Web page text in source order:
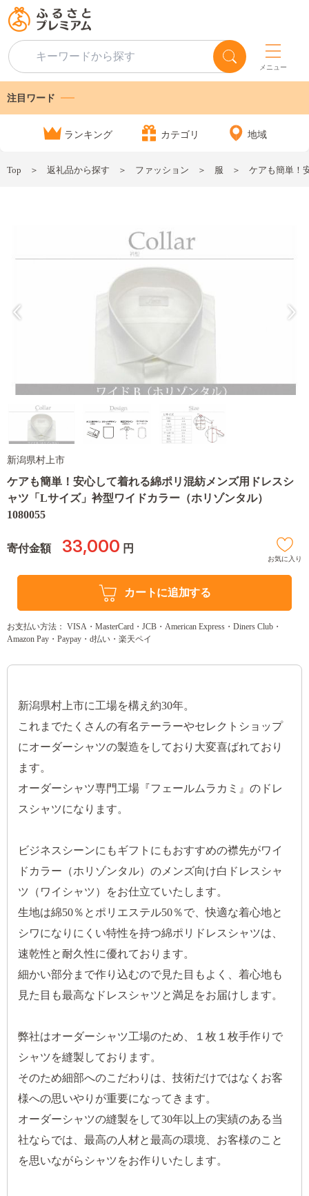
メニュー
注目ワード
ランキング カテゴリ 地域
Top 返礼品から探す ファッション 服 ケアも簡単！
新潟県村上市
ケアも簡単！安心して着れる綿ポリ混紡メンズ用ドレスシ
ャツ「Lサイズ」衿型ワイドカラー（ホリゾンタル）
1080055
寄付金額 33,000 円
お気に入り
カートに追加する
お支払い方法： VISA・MasterCard・JCB・American Express・Diners Club・
Amazon Pay・Paypay・d払い・楽天ペイ
新潟県村上市に工場を構え約30年。
これまでたくさんの有名テーラーやセレクトショップ
にオーダーシャツの製造をしており大変喜ばれており
ます。
オーダーシャツ専門工場『フェールムラカミ』のドレ
スシャツになります。
ビジネスシーンにもギフトにもおすすめの襟先がワイ
ドカラー（ホリゾンタル）のメンズ向け白ドレスシャ
ツ（ワイシャツ）をお仕立ていたします。
生地は綿50％とポリエステル50％で、快適な着心地と
シワになりにくい特性を持つ綿ポリドレスシャツは、
速乾性と耐久性に優れております。
細かい部分まで作り込むので見た目もよく、着心地も
見た目も最高なドレスシャツと満足をお届けします。
弊社はオーダーシャツ工場のため、１枚１枚手作りで
シャツを縫製しております。
そのため細部へのこだわりは、技術だけではなくお客
様への思いやりが重要になってきます。
オーダーシャツの縫製をして30年以上の実績のある当
社ならでは、最高の人材と最高の環境、お客様のこと
を思いながらシャツをお作りいたします。